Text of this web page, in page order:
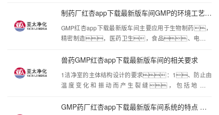
申领《医疗器械生产许可证》 。这需要比较长的时
辟了绿色通道， 大大缩短了上市时间。
二、 一次性医用口罩的生产环境根据《医疗器械监
制药厂红杏app下载最新版车间GMP的环境工艺要求及···
GMP红杏app下载最新版车间主要应用于生物制药，
精密制造，医药卫生，食品、电子信
制药企业要求GMP的目标是确保建立科学的，严格的
系，从而保障药品的生产质量。红杏app红
杏app下载最新版工程公司为大家介绍下生物制药企业
一、生物制药GMP净
兽药GMP红杏app下载最新版车间的相关要求
1洁净室的主体结构设计的要求：1、防止由
温度变化和振动而产生裂缝，包括地面在
出现裂缝。2、室内装饰要求防霉防湿，
GMP药厂红杏app下载最新版车间系统的特点 专业G···